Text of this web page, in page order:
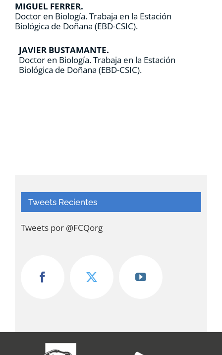
MIGUEL FERRER.
Doctor en Biología. Trabaja en la Estación
Biológica de Doñana (EBD-CSIC).
JAVIER BUSTAMANTE.
Doctor en Biología. Trabaja en la Estación
Biológica de Doñana (EBD-CSIC).
Tweets Recientes
Tweets por @FCQorg